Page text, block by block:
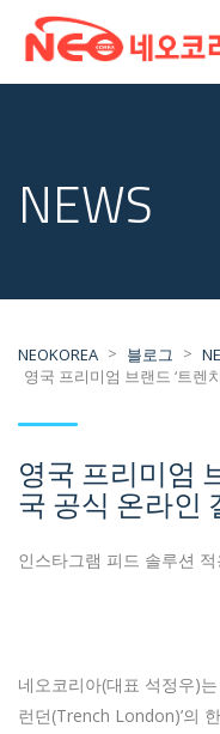
NEWS
NEOKOREA > 블로그 >
영국 프리미엄 브랜드 ‘트렌
영국 프리미엄
국 공식 온라인
인스타그램 피드 솔루션 적
네오코리아(대표 석정우)
런던(Trench London)’의